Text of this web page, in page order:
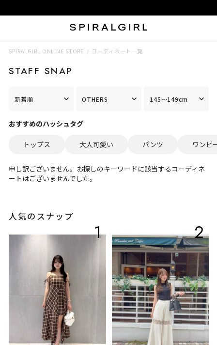
SPIRALGIRL ONLINE STORE コーディネート一覧
STAFF SNAP
新着順 OTHERS 145～149cm
おすすめのハッシュタグ
トップス 大人可愛い パンツ ワンピ
申し訳ございません。お探しのキーワードに該当するコーディネ
ートはございませんでした。
人気のスナップ
1 2